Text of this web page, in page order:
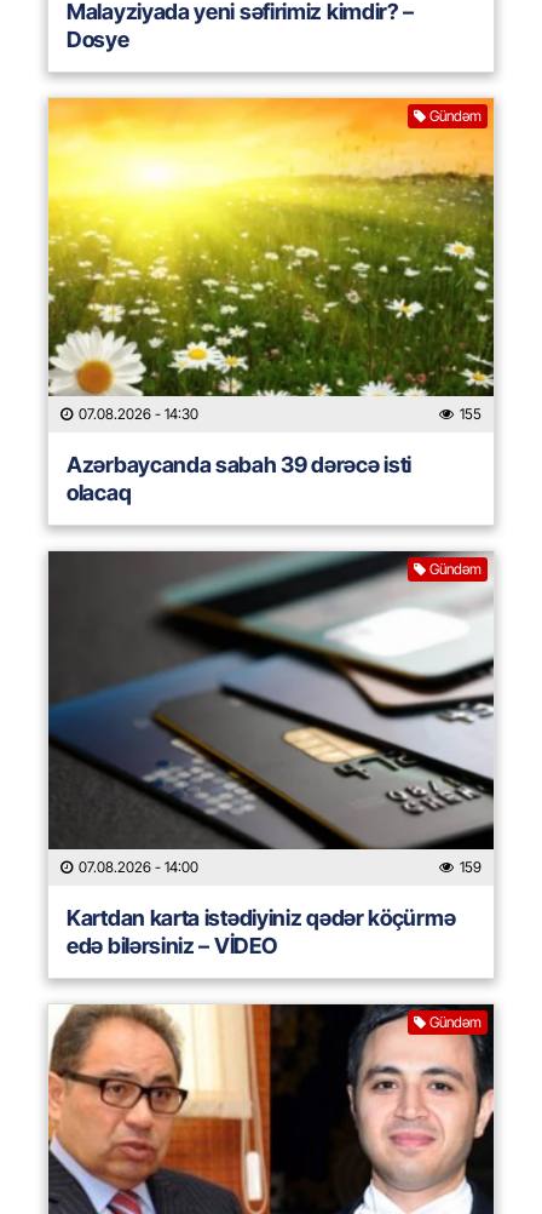
Malayziyada yeni səfirimiz kimdir? –
Dosye
Gündəm
07.08.2026 - 14:30 155
Azərbaycanda sabah 39 dərəcə isti
olacaq
Gündəm
07.08.2026 - 14:00 159
Kartdan karta istədiyiniz qədər köçürmə
edə bilərsiniz – VİDEO
Gündəm